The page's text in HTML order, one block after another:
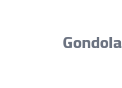
1) أرفف جندول – Gondola